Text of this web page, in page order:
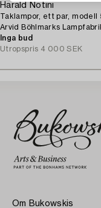
Harald Notini
Taklampor, ett par, modell
Arvid Böhlmarks
Stockholm, 1920-tal.
Inga bud
Utropspris 4 000 SEK
Om Bukowskis